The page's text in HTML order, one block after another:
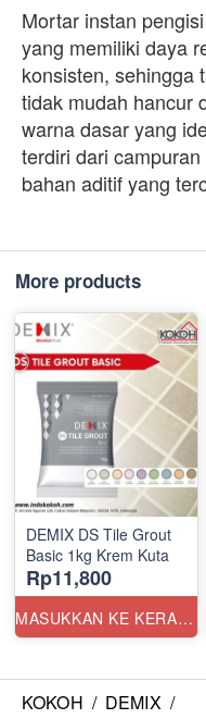
Mortar instan
yang memiliki daya
konsisten, sehingga
tidak mudah hancur
warna dasar yang
terdiri dari
bahan aditif yang
More products
DEMIX DS Tile Grout
Basic 1kg Krem Kuta
Rp11,800
MASUKKAN KE KERANJANG
KOKOH / DEMIX /